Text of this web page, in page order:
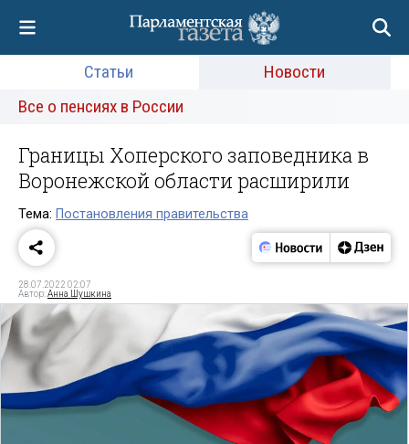
Статьи
Новости
Все о пенсиях в России
Границы Хоперского заповедника в
Воронежской области расширили
Тема: Постановления правительства
28.07.2022 02:07
Автор:Анна Шушкина